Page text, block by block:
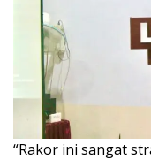
“Rakor ini sangat